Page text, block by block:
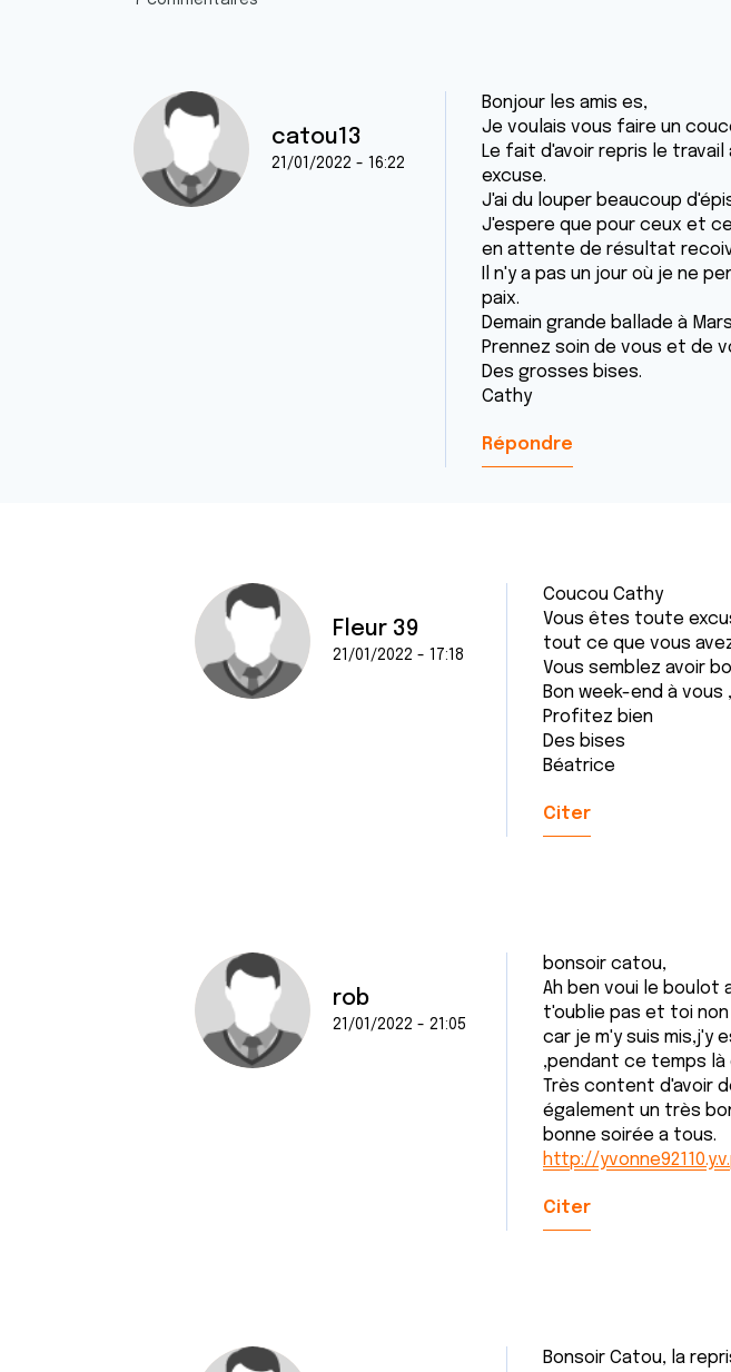
catou13
21/01/2022 - 16:22
Bonjour les amis es,
Je voulais vous faire un
Le fait d'avoir repris le
excuse.
J'ai du louper beaucoup
J'espere que pour ceux et
en attente de résultat
Il n'y a pas un jour où je ne
paix.
Demain grande ballade à
Prennez soin de vous et de
Des grosses bises.
Cathy
Répondre
Fleur 39
21/01/2022 - 17:18
Coucou Cathy
Vous êtes toute
tout ce que vous
Vous semblez avoir
Bon week-end à
Profitez bien
Des bises
Béatrice
Citer
rob
21/01/2022 - 21:05
bonsoir catou,
Ah ben voui le
t'oublie pas et toi
car je m'y suis
,pendant ce temps là
Très content d'avoir
également un très
bonne soirée a tous.
http://
Citer
Bonsoir Catou, la